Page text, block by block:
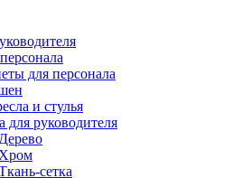
для персонала
и стулья
для руководителя
сетка